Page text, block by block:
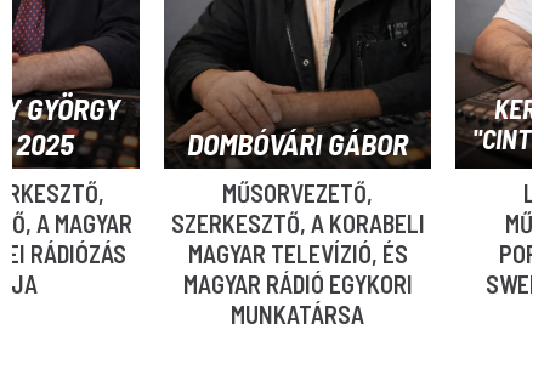
DOMBÓVÁRI GÁBOR
MŰSORVEZETŐ,
SZERKESZTŐ, A KORABELI
MAGYAR TELEVÍZIÓ, ÉS
MAGYAR RÁDIÓ EGYKORI
MUNKATÁRSA
"CINTULA"